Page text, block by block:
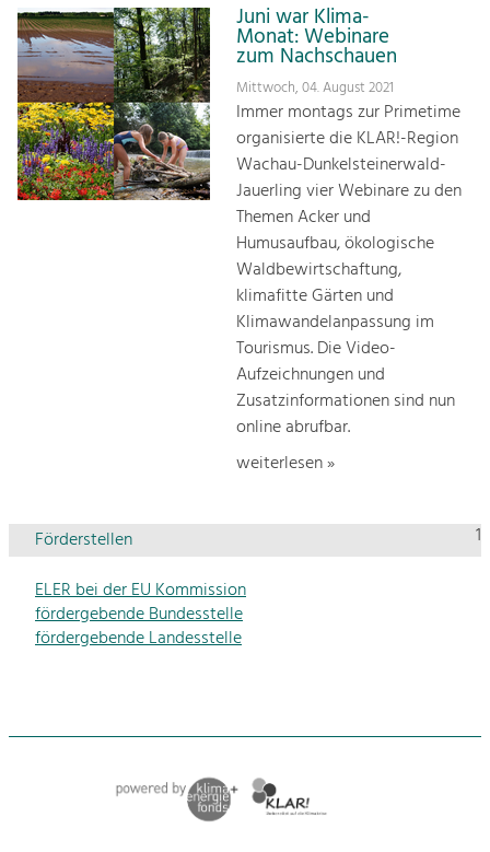
Juni war Klima-
Monat: Webinare
zum Nachschauen
Mittwoch, 04. August 2021
Immer montags zur Primetime
organisierte die KLAR!-Region
Wachau-Dunkelsteinerwald-
Jauerling vier Webinare zu den
Themen Acker und
Humusaufbau, ökologische
Waldbewirtschaftung,
klimafitte Gärten und
Klimawandelanpassung im
Tourismus. Die Video-
Aufzeichnungen und
Zusatzinformationen sind nun
online abrufbar.
weiterlesen »
1
Förderstellen
ELER bei der EU Kommission
fördergebende Bundesstelle
fördergebende Landesstelle